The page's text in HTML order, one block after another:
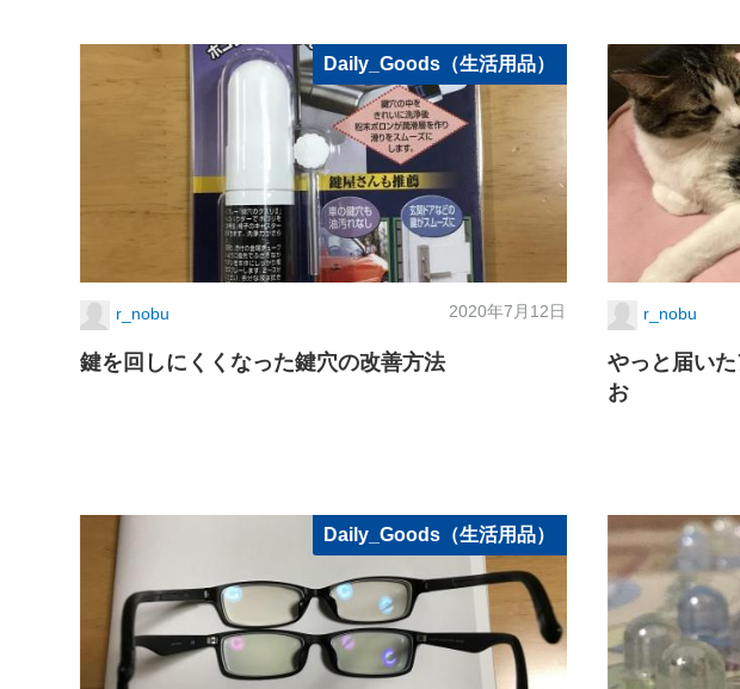
Daily_Goods（生活用品）
r_nobu 2020年7月12日
鍵を回しにくくなった鍵穴の改善方法
r_nobu
やっと届い
お
Daily_Goods（生活用品）